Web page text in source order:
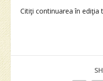
Citiţi continuarea în ediţia